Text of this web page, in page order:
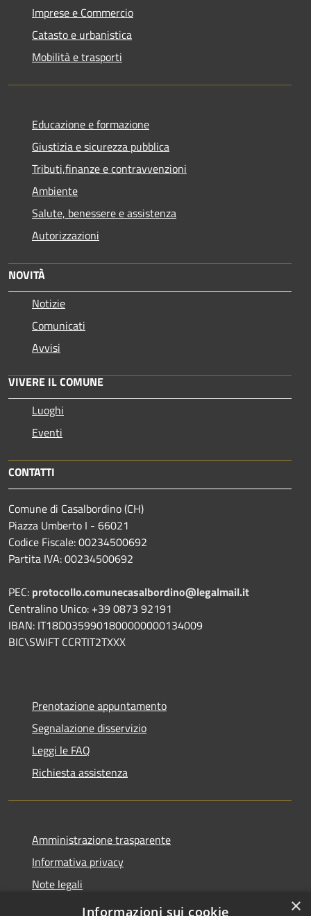
Imprese e Commercio
Catasto e urbanistica
Mobilità e trasporti
Educazione e formazione
Giustizia e sicurezza pubblica
Tributi,finanze e contravvenzioni
Ambiente
Salute, benessere e assistenza
Autorizzazioni
NOVITÀ
Notizie
Comunicati
Avvisi
VIVERE IL COMUNE
Luoghi
Eventi
CONTATTI
Comune di Casalbordino (CH)
Piazza Umberto I - 66021
Codice Fiscale: 00234500692
Partita IVA: 00234500692
PEC: protocollo.comunecasalbordino@legalmail.it
Centralino Unico: +39 0873 92191
IBAN: IT18D0359901800000000134009
BIC\SWIFT CCRTIT2TXXX
Prenotazione appuntamento
Segnalazione disservizio
Leggi le FAQ
Richiesta assistenza
Amministrazione trasparente
Informativa privacy
Note legali
Dichiarazione di accessibilità
×
Informazioni sui cookie